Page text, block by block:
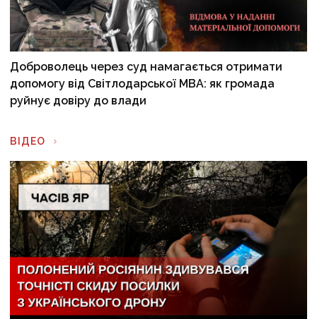
Доброволець через суд намагається отримати
допомогу від Світлодарської МВА: як громада
руйнує довіру до влади
ВІДЕО